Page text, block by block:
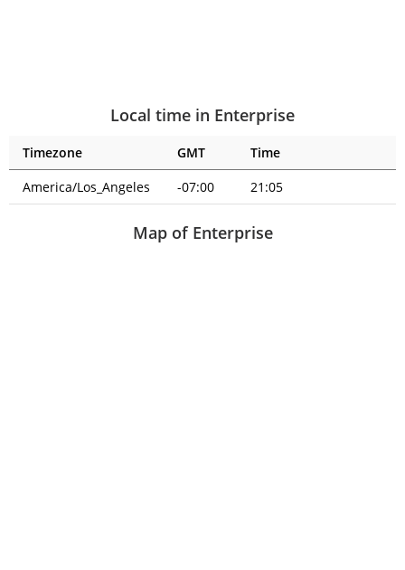
Local time in Enterprise
Timezone GMT
Time
America/Los_Angeles
-07:00 21:05
Map of Enterprise